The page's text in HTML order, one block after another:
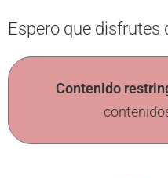
Espero que disfrutes
Contenido